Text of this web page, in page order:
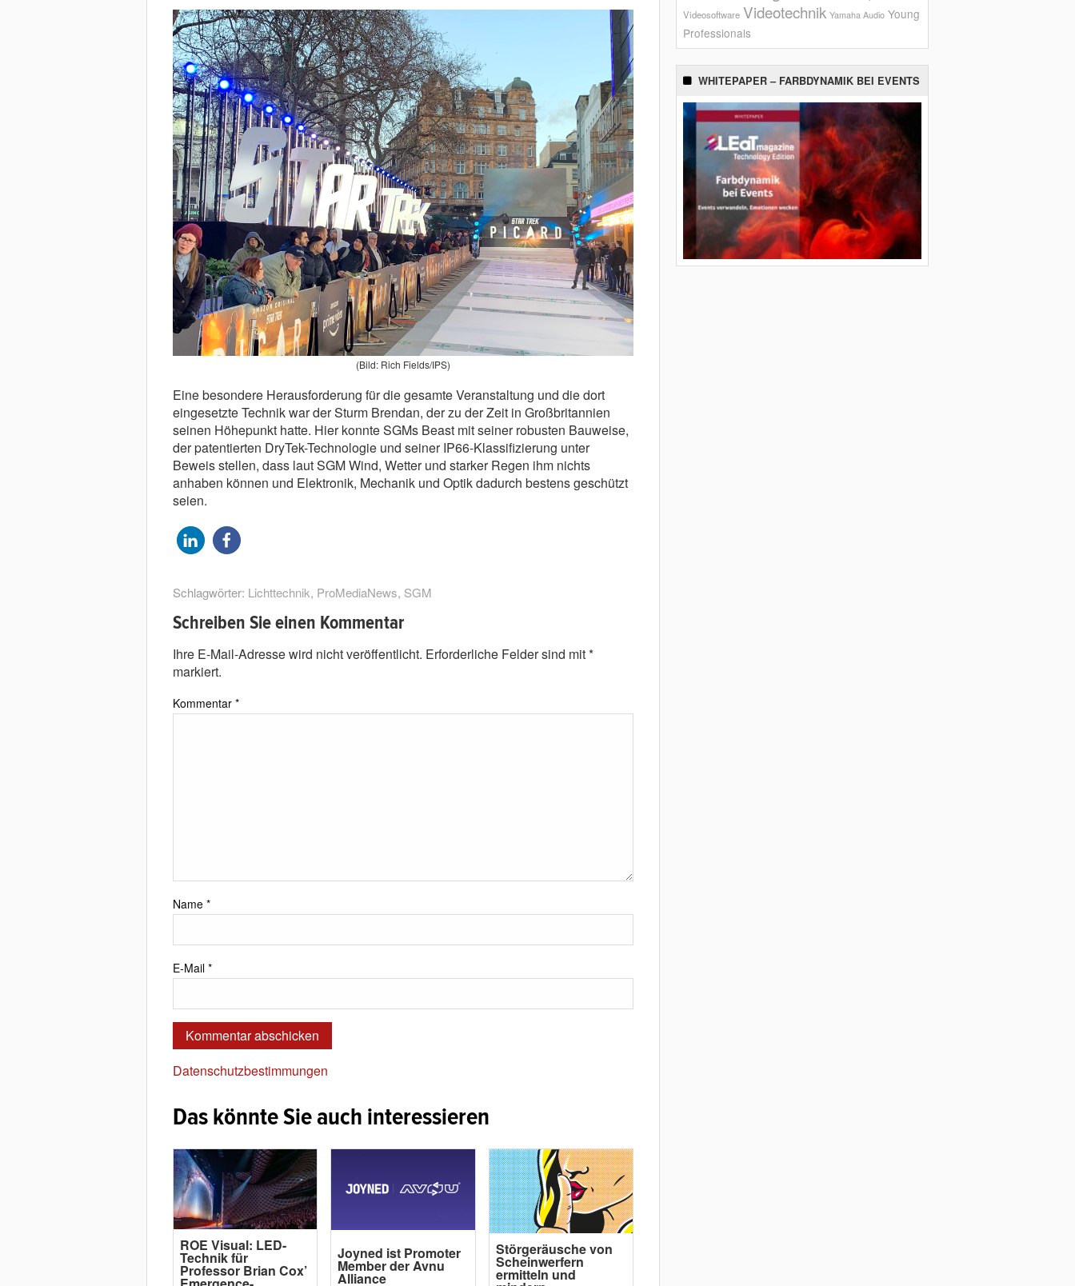
(Bild: Rich Fields/IPS)
Eine besondere Herausforderung für die gesamte Veranstaltung und die dort
eingesetzte Technik war der Sturm Brendan, der zu der Zeit in Großbritannien
seinen Höhepunkt hatte. Hier konnte SGMs Beast mit seiner robusten Bauweise,
der patentierten DryTek-Technologie und seiner IP66-Klassifizierung unter
Beweis stellen, dass laut SGM Wind, Wetter und starker Regen ihm nichts
anhaben können und Elektronik, Mechanik und Optik dadurch bestens geschützt
seien.
Schlagwörter: Lichttechnik, ProMediaNews, SGM
Schreiben Sie einen Kommentar
Ihre E-Mail-Adresse wird nicht veröffentlicht. Erforderliche Felder sind mit*
markiert.
Kommentar *
Name *
E-Mail *
Datenschutzbestimmungen
Das könnte Sie auch interessieren
ROE Visual: LED-
Technik für
Professor Brian Cox’
Joyned ist Promoter
Member der Avnu
Alliance
Störgeräusche von
Scheinwerfern
ermitteln und
Videosoftware Videotechnik Yamaha Audio Young
Professionals
WHITEPAPER – FARBDYNAMIK BEI EVENTS